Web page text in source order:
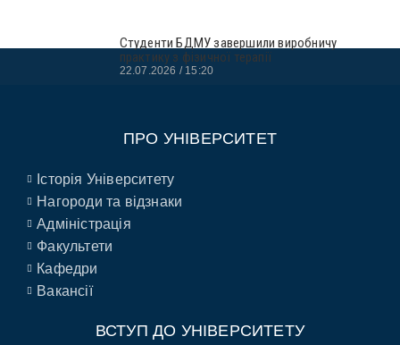
Студенти БДМУ завершили виробничу
практику з фізичної терапії
22.07.2026 15:20
ПРО УНІВЕРСИТЕТ
Історія Університету
Нагороди та відзнаки
Адміністрація
Факультети
Кафедри
Вакансії
ВСТУП ДО УНІВЕРСИТЕТУ